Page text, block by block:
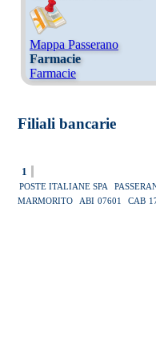
Mappa Passerano
Farmacie
Farmacie
Filiali bancarie
1
POSTE ITALIANE SPA
MARMORITO
ABI 07601 CAB